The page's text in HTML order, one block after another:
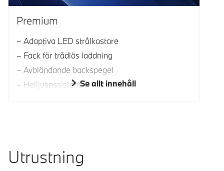
Premium
Adaptiva LED strålkastare
Fack för trådlös laddning
Avbländande backspegel
HelljusassistentSe allt innehåll
Utrustning